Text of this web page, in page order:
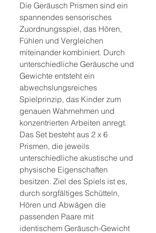
Die Geräusch Prismen sind ein
spannendes sensorisches
Zuordnungsspiel, das Hören,
Fühlen und Vergleichen
miteinander kombiniert. Durch
unterschiedliche Geräusche und
Gewichte entsteht ein
abwechslungsreiches
Spielprinzip, das Kinder zum
genauen Wahrnehmen und
konzentrierten Arbeiten anregt.
Das Set besteht aus 2 x 6
Prismen, die jeweils
unterschiedliche akustische und
physische Eigenschaften
besitzen. Ziel des Spiels ist es,
durch sorgfältiges Schütteln,
Hören und Abwägen die
passenden Paare mit
identischem Geräusch-Gewicht